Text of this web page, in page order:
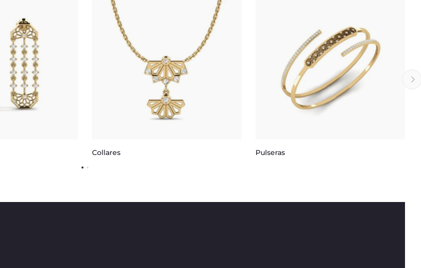
Collares Pulseras